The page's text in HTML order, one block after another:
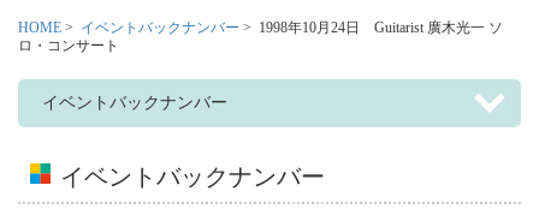
HOME > イベントバックナンバー > 1998年10月24日 Guitarist 廣木光一 ソ
ロ・コンサート
イベントバックナンバー
イベントバックナンバー